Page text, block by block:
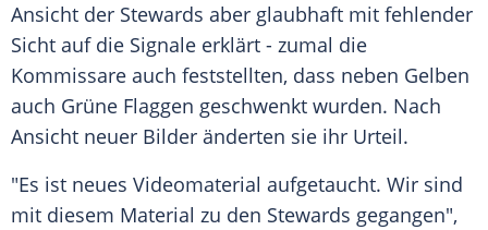
Ansicht der Stewards aber glaubhaft mit fehlender
Sicht auf die Signale erklärt - zumal die
Kommissare auch feststellten, dass neben Gelben
auch Grüne Flaggen geschwenkt wurden. Nach
Ansicht neuer Bilder änderten sie ihr Urteil.
"Es ist neues Videomaterial aufgetaucht. Wir sind
mit diesem Material zu den Stewards gegangen",